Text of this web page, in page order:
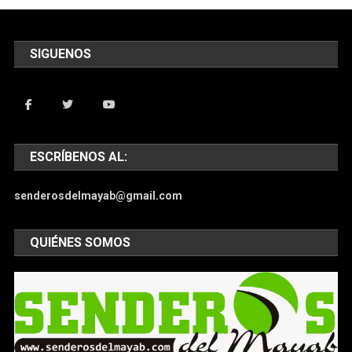
SIGUENOS
ESCRÍBENOS AL:
senderosdelmayab@gmail.com
QUIÉNES SOMOS